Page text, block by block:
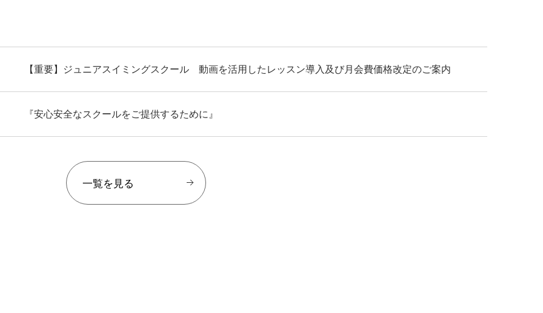
【重要】ジュニアスイミングスクール 動画を活用したレッスン導入及び月会費価格改定のご案内
『安心安全なスクールをご提供するために』
一覧を見る